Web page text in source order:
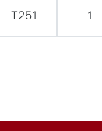
T251 1